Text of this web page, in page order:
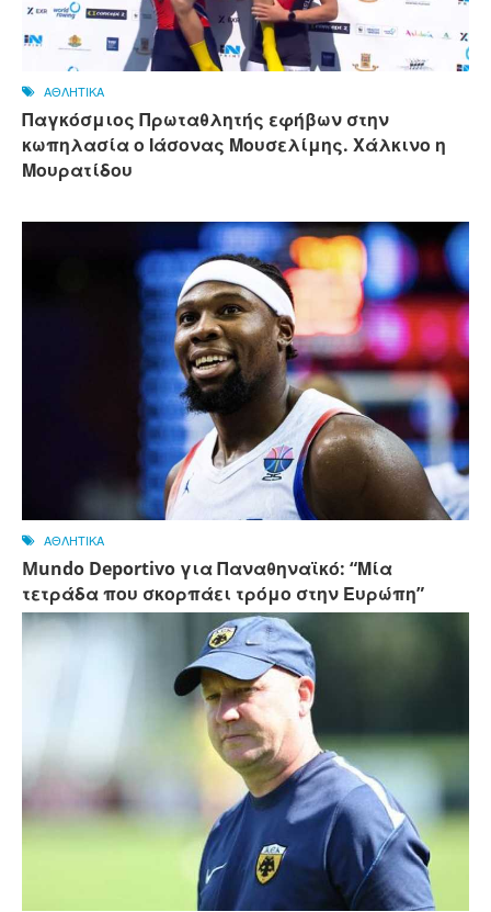
ΑΘΛΗΤΙΚΑ
Παγκόσμιος Πρωταθλητής εφήβων στην
κωπηλασία ο Ιάσονας Μουσελίμης. Χάλκινο η
Μουρατίδου
ΑΘΛΗΤΙΚΑ
Mundo Deportivo για Παναθηναϊκό: “Μία
τετράδα που σκορπάει τρόμο στην Ευρώπη”